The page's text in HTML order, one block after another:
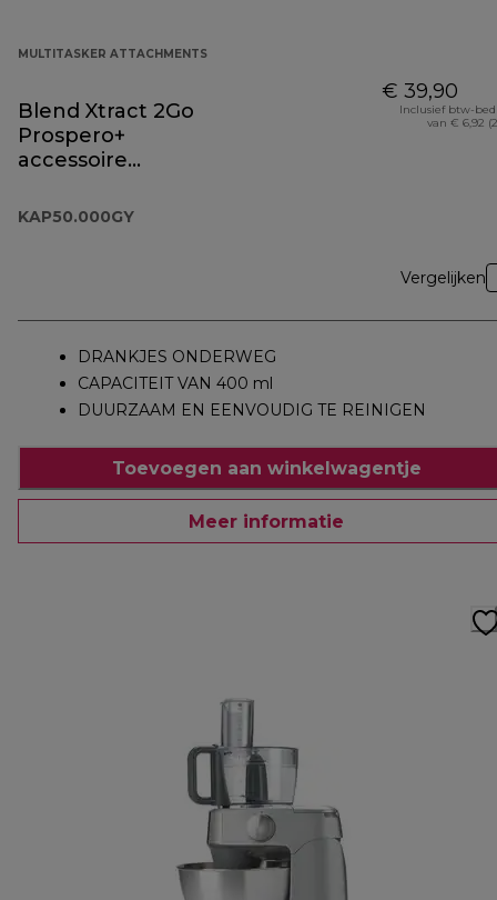
MULTITASKER ATTACHMENTS
Blend Xtract 2Go
Prospero+
accessoire
KAP50.000GY
€ 39,90
Inclusief btw-
van € 6,92
Vergelijken
DRANKJES ONDERWEG
CAPACITEIT VAN 400 ml
DUURZAAM EN EENVOUDIG TE REINIGEN
Toevoegen aan winkelwagentje
Meer informatie